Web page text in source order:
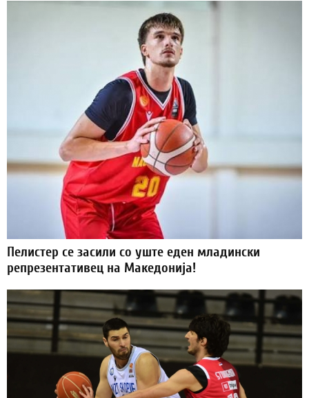
Пелистер се засили со уште еден младински
репрезентативец на Македонија!